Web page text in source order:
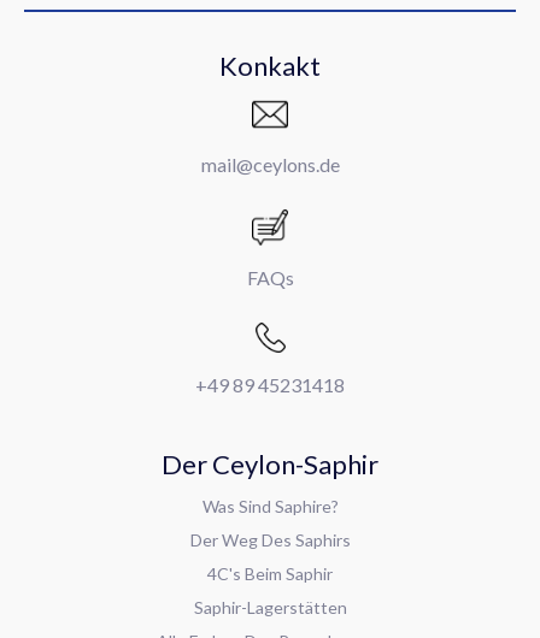
Konkakt
mail@ceylons.de
FAQs
+49 89 45231418
Der Ceylon-Saphir
Was Sind Saphire?
Der Weg Des Saphirs
4C's Beim Saphir
Saphir-Lagerstätten